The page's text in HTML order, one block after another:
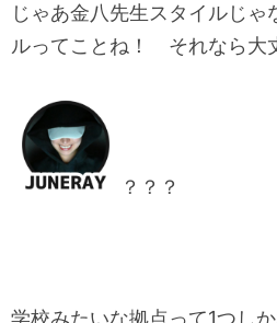
じゃあ金八先生スタイルじゃ
ルってことね！ それなら大
？？？